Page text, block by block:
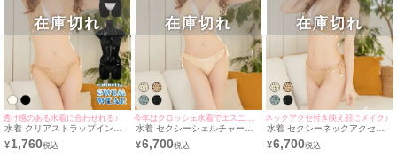
透け感のある水着に合わせれる♪
水着 クリアストラップインナ
ービキニ
¥1,760
在庫切れ
水着 セクシーシェルチャーム
クロシェ三角ビキニ
¥6,700
在庫切れ
ネックアクセ付き映え顔にメイク♪
水着 セクシーネックアクセ付
きシェルチャームかぎ編みホル
ターネックビキニ3点セット
¥6,700
在庫切れ